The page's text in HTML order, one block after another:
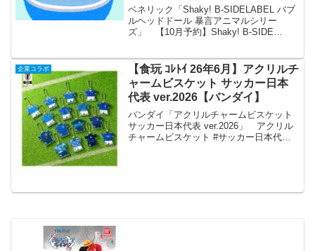
リック】
ベネリック「Shaky! B-SIDELABEL バブ
ルヘッドドール 暴言アニマルシリー
ズ」 【10月予約】Shaky! B-SIDE
チャ 送料無料 「S...
企業コラボ
【食玩 ｺﾚﾄｲ 26年6月】アクリルチ
ャームビスケット サッカー日本
代表 ver.2026【バンダイ】
バンダイ「アクリルチャームビスケット
サッカー日本代表 ver.2026」 アクリル
チャームビスケット #サッカー日本代表